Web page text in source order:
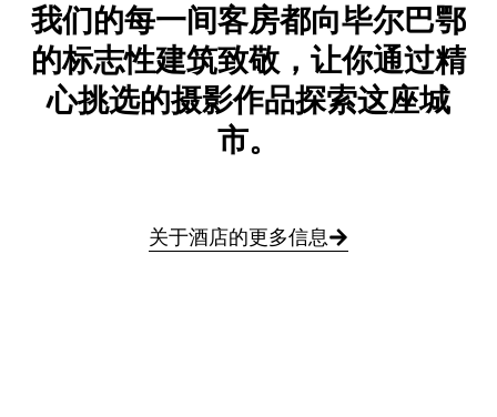
我们的每一间客房都向毕尔巴鄂
的标志性建筑致敬，让你通过精
心挑选的摄影作品探索这座城
市。
关于酒店的更多信息